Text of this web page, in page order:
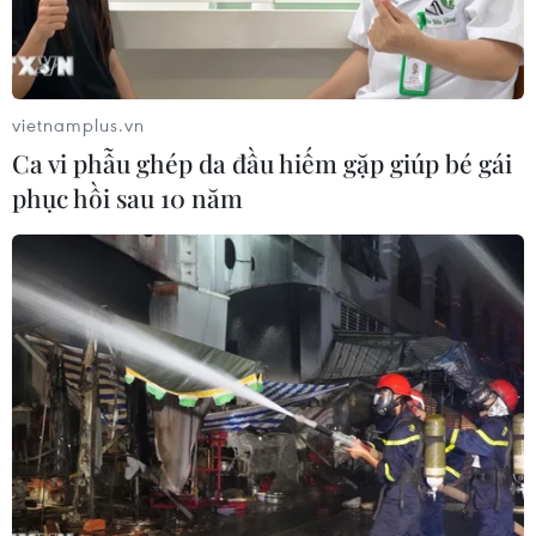
Một phòng trưng bày của Tesla. (Nguồn: AFP/TTXVN)
Ông Joe Biden lên làm Tổng thống Mỹ, một cục
diện đấu tranh nước lớn mới giữa Trung Quốc
và Mỹ sẽ mở ra.
Bắc Kinh đang tích cực bố trí chiến lược “tuần
vietnamplus.vn
Ca vi phẫu ghép da đầu hiếm gặp giúp bé gái
phục hồi sau 10 năm